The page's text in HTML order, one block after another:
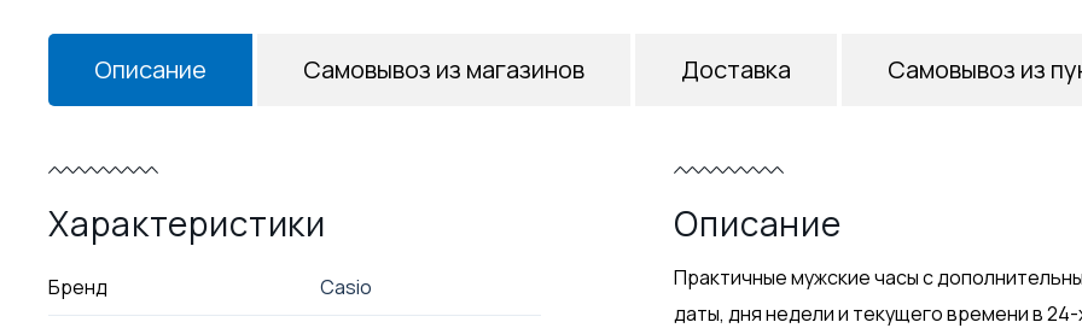
Описание
Характеристики
Бренд Casio
Описание
Практичные мужские часы с
даты, дня недели и текущего времени в
Самовывоз из магазинов Доставка Самовывоз из